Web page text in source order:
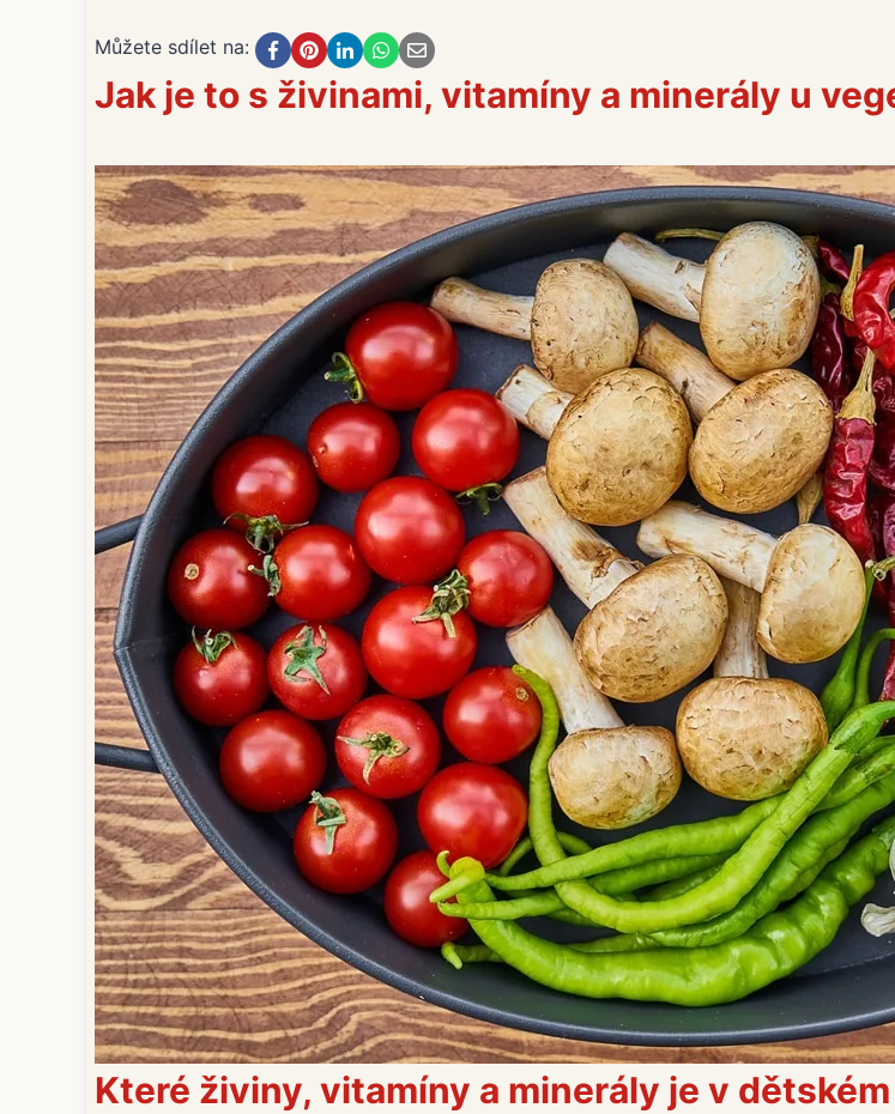
Můžete sdílet na:
Jak je to s živinami, vitamíny a minerály u
Které živiny, vitamíny a minerály je v